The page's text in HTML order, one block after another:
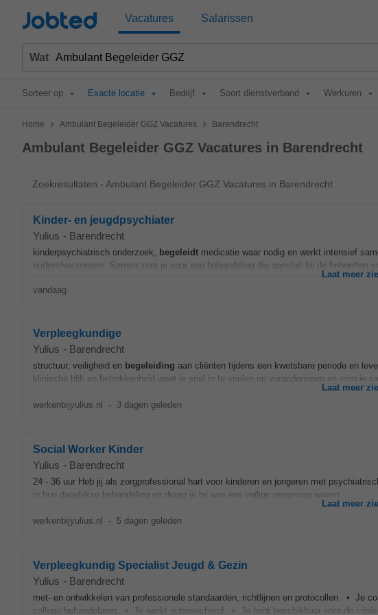
Jobted Vacatures Salarissen
Wat
Sorteer op Exacte locatie Bedrijf Soort dienstverband Werkuren
Home > Ambulant Begeleider GGZ Vacatures > Barendrecht
Ambulant Begeleider GGZ Vacatures in Barendrecht
Zoekresultaten - Ambulant Begeleider GGZ Vacatures in Barendrecht
Kinder- en jeugdpsychiater
Yulius - Barendrecht
kinderpsychiatrisch onderzoek, begeleidt medicatie waar nodig en werkt intensief
ouders/verzorgers. Samen zorg je voor een behandeling die aansluit bij de behoeften
Laat meer
vandaag
Verpleegkundige
Yulius - Barendrecht
structuur, veiligheid en begeleiding aan cliënten tijdens een kwetsbare periode en
klinische blik en betrokkenheid weet je snel in te spelen op veranderingen en zorg je
Laat meer
werkenbijyulius.nl - 3 dagen geleden
Social Worker Kinder
Yulius - Barendrecht
24 - 36 uur Heb jij als zorgprofessional hart voor kinderen en jongeren met
in hun dagelijkse behandeling en draag je bij aan een veilige omgeving waarin...
Laat meer
werkenbijyulius.nl - 5 dagen geleden
Verpleegkundig Specialist Jeugd & Gezin
Yulius - Barendrecht
met- en ontwikkelen van professionele standaarden, richtlijnen en protocollen. • Je
collega behandelaren. • Je werkt outsreachend. • Je bent beschikbaar voor de